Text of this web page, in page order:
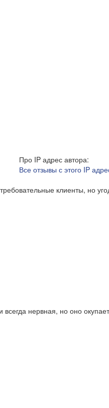
Про IP адрес автора:
Все отзывы с этого IP
клиенты, но
нервная, но оно